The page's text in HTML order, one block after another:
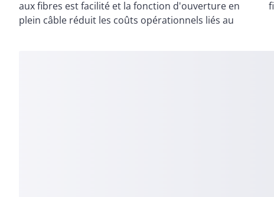
aux fibres est facilité et la fonction d'ouverture en
plein câble réduit les coûts opérationnels liés au